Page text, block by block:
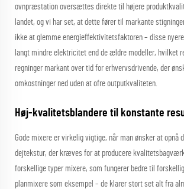
ovnpræstation oversættes direkte til højere
landet, og vi har set, at dette fører til markante
ikke at glemme energieffektivitetsfaktoren – disse
langt mindre elektricitet end de ældre modeller, hvilket
regninger markant over tid for erhvervsdrivende, der
omkostninger ned uden at ofre outputkvaliteten.
Høj-kvalitetsblandere til konstante
Gode mixere er virkelig vigtige, når man ønsker at opnå
dejtekstur, der kræves for at producere
forskellige typer mixere, som fungerer bedre til
planmixere som eksempel – de klarer stort set alt fra